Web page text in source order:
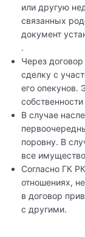
или другую
связанных
документ
.
Через
сделку с
его опекунов.
В случае
поровну. В
все
Согласно ГК
отношениях,
в договор
с другими.